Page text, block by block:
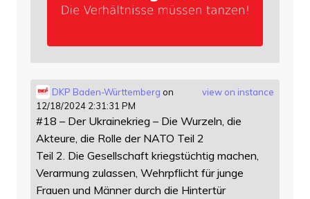
view on instance
DKP Baden-Württemberg on
12/18/2024 2:31:31 PM
#18 – Der Ukrainekrieg – Die Wurzeln, die
Akteure, die Rolle der NATO Teil 2
Teil 2. Die Gesellschaft kriegstüchtig machen,
Verarmung zulassen, Wehrpflicht für junge
Frauen und Männer durch die Hintertür